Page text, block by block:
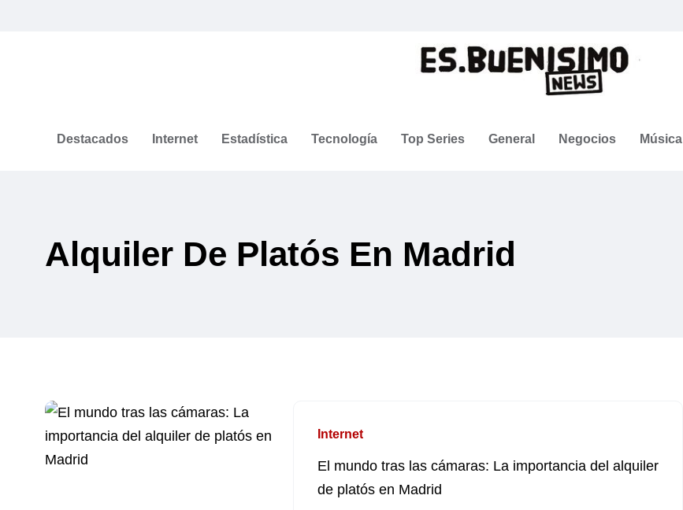
Destacados Internet Estadística Tecnología Top Series General Negocios Música
Alquiler De Platós En Madrid
Internet
El mundo tras las cámaras: La importancia del alquiler
de platós en Madrid